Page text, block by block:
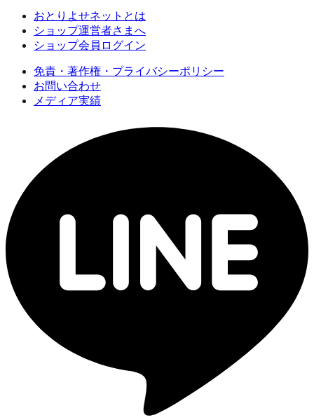
おとりよせネットとは
ショップ運営者さまへ
ショップ会員ログイン
免責・著作権・プライバシーポリシー
お問い合わせ
メディア実績